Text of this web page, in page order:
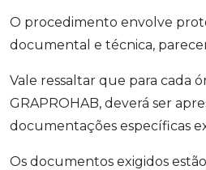
O procedimento envolve
documental e técnica,
Vale ressaltar que para cada
GRAPROHAB, deverá ser
documentações específicas
Os documentos exigidos